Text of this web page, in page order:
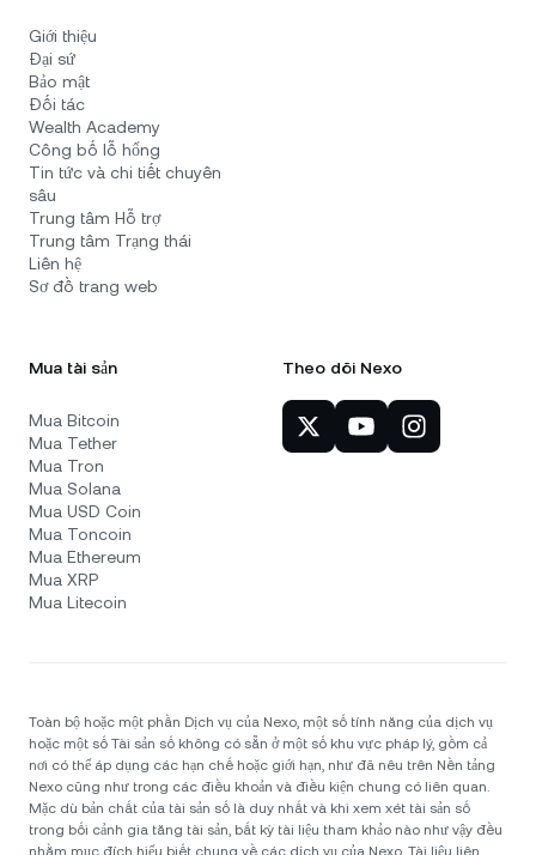
Giới thiệu
Đại sứ
Bảo mật
Đối tác
Wealth Academy
Công bố lỗ hổng
Tin tức và chi tiết chuyên
sâu
Trung tâm Hỗ trợ
Trung tâm Trạng thái
Liên hệ
Sơ đồ trang web
Mua tài sản
Mua Bitcoin
Mua Tether
Mua Tron
Mua Solana
Mua USD Coin
Mua Toncoin
Mua Ethereum
Mua XRP
Mua Litecoin
Theo dõi Nexo
Toàn bộ hoặc một phần Dịch vụ của Nexo, một số tính năng của dịch vụ
hoặc một số Tài sản số không có sẵn ở một số khu vực pháp lý, gồm cả
nơi có thể áp dụng các hạn chế hoặc giới hạn, như đã nêu trên Nền tảng
Nexo cũng như trong các điều khoản và điều kiện chung có liên quan.
Mặc dù bản chất của tài sản số là duy nhất và khi xem xét tài sản số
trong bối cảnh gia tăng tài sản, bất kỳ tài liệu tham khảo nào như vậy đều
nhằm mục đích hiểu biết chung về các dịch vụ của Nexo. Tài liệu liên